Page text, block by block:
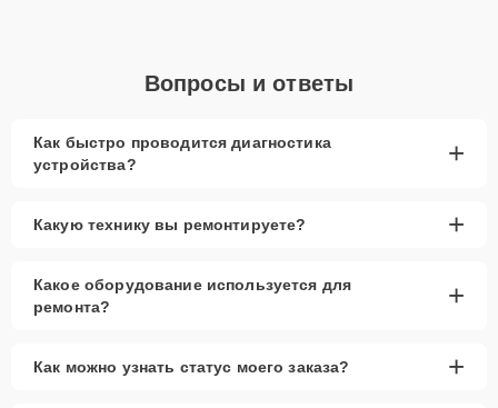
Вопросы и ответы
Как быстро проводится диагностика
устройства?
+
Какую технику вы ремонтируете? +
Какое оборудование используется для
ремонта?
+
Как можно узнать статус моего заказа? +